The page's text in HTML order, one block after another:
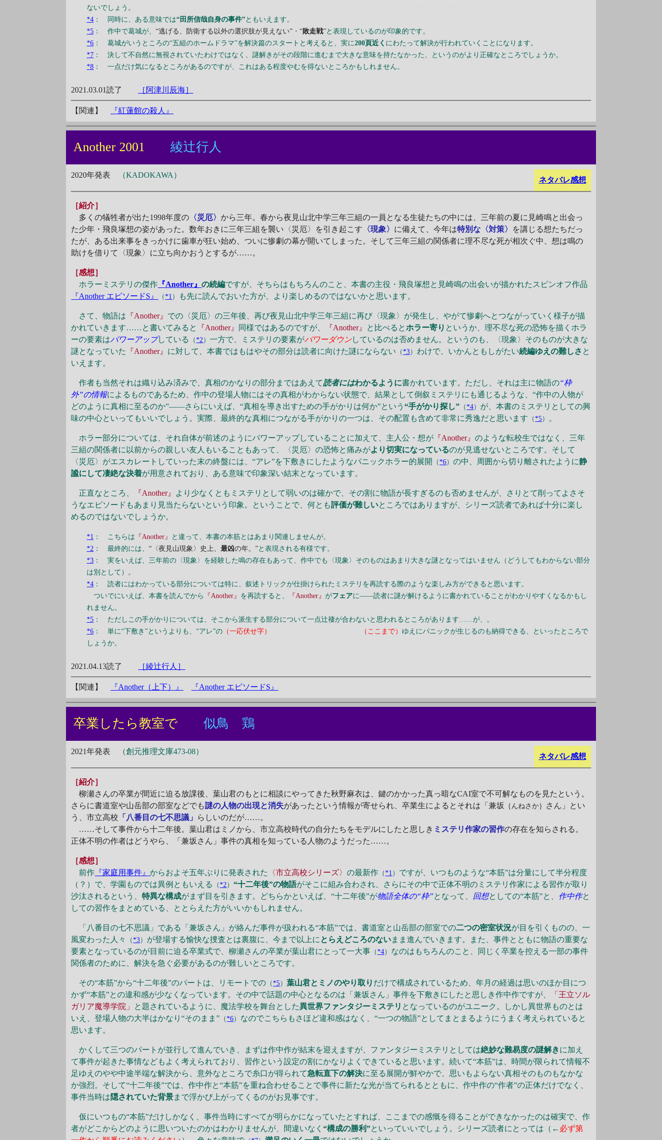
ないでしょう。
*4 ： 同時に、ある意味では“田所信哉自身の事件”ともいえます。
*5 ： 作中で葛城が、“逃げる、防衛する以外の選択肢が見えない” ・“敗走戦”と表現しているのが印象的です。
*6 ： 葛城がいうところの“五組のホームドラマ”を解決篇のスタートと考えると、実に200頁近く にわたって解決が行われていくことになります。
*7 ： 決して不自然に無視されていたわけではなく、謎解きがその段階に進むまで大きな意味を持たなかった、というのがより正確なところでしょうか。
*8 ： 一点だけ気になるところがあるのですが、これはある程度やむを得ないところかもしれません。
2021.03.01読了 ［阿津川辰海］
【関連】 『紅蓮館の殺人』
Another 2001綾辻行人
ネタバレ感想
2020年発表 （KADOKAWA）
［紹介］
多くの犠牲者が出た1998年度の 〈災厄〉から三年。春から夜見山北中学三年三組の一員となる生徒たちの中には、三年前の夏に見崎鳴と出会っ
た少年・飛良塚想の姿があった。数年おきに三年三組を襲い〈災厄〉を引き起こす 〈現象〉 に備えて、今年は特別な〈対策〉 を講じる想たちだっ
たが、ある出来事をきっかけに歯車が狂い始め、ついに惨劇の幕が開いてしまった。そして三年三組の関係者に理不尽な死が相次ぐ中、想は鳴の
助けを借りて〈現象〉に立ち向かおうとするが……。
［感想］
ホラーミステリの傑作 『Another』の続編ですが、そちらはもちろんのこと、本書の主役・飛良塚想と見崎鳴の出会いが描かれたスピンオフ作品
『Another エピソードS』
（*1 ） も先に読んでおいた方が、より楽しめるのではないかと思います。
さて、物語は 『Another』 での〈災厄〉の三年後、再び夜見山北中学三年三組に再び〈現象〉が発生し、やがて惨劇へとつながっていく様子が描
かれていきます……と書いてみると
『Another』 同様ではあるのですが、 『Another』 と比べるとホラー寄り というか、理不尽な死の恐怖を描くホラ
ーの要素はパワーアップしている （*2）一方で、ミステリの要素がパワーダウンしているのは否めません。というのも、〈現象〉そのものが大きな
謎となっていた
『Another』 に対して、本書ではもはやその部分は読者に向けた謎にならない （*3） わけで、いかんともしがたい続編ゆえの難しさ と
いえます。
作者も当然それは織り込み済みで、真相のかなりの部分まではあえて読者にはわかるように書かれています。ただし、それは主に物語の“枠
外”の情報によるものであるため、作中の登場人物にはその真相がわからない状態で、結果として倒叙ミステリにも通じるような、“作中の人物が
どのように真相に至るのか”――さらにいえば、“真相を導き出すための手がかりは何か”という“手がかり探し” （*4） が、本書のミステリとしての興
味の中心といってもいいでしょう。実際、最終的な真相につながる手がかりの一つは、その配置も含めて非常に秀逸だと思います （*5） 。
ホラー部分については、それ自体が前述のようにパワーアップしていることに加えて、主人公・想が 『Another』のような転校生ではなく、三年
三組の関係者に以前からの親しい友人もいることもあって、〈災厄〉の恐怖と痛みがより切実になっているのが見逃せないところです。そして
〈災厄〉がエスカレートしていった末の終盤には、“アレ”を下敷きにしたようなパニックホラー的展開
（*6）の中、周囲から切り離されたように静
謐にして凄絶な決着が用意されており、ある意味で印象深い結末となっています。
正直なところ、 『Another』 より少なくともミステリとして弱いのは確かで、その割に物語が長すぎるのも否めませんが、さりとて削ってよさそ
うなエピソードもあまり見当たらないという印象。ということで、何とも評価が難しいところではありますが、シリーズ読者であれば十分に楽し
めるのではないでしょうか。
*1 ： こちらは 『Another』
と違って、本書の本筋とはあまり関連しませんが。
*2 ： 最終的には、“〈夜見山現象〉史上、最凶の年。”と表現される有様です。
*3 ： 実をいえば、三年前の〈現象〉を経験した鳴の存在もあって、作中でも〈現象〉そのものはあまり大きな謎となってはいません（どうしてもわからない部分
は別として）。
*4 ： 読者にはわかっている部分については特に、叙述トリックが仕掛けられたミステリを再読する際のような楽しみ方ができると思います。
ついでにいえば、本書を読んでから
『Another』 を再読すると、 『Another』がフェアに――読者に謎が解けるように書かれていることがわかりやすくなるかもし
れません。
*5 ： ただしこの手がかりについては、そこから派生する部分について一点辻褄が合わないと思われるところがあります……が、。
*6 ： 単に“下敷き”というよりも、“アレ”の （一応伏せ字） （ここまで） ゆえにパニックが生じるのも納得できる、といったところで
しょうか。
2021.04.13読了 ［綾辻行人］
【関連】 『Another（上下）』 『Another エピソードS』
卒業したら教室で似鳥 鶏
ネタバレ感想
2021年発表 （創元推理文庫473-08）
［紹介］
柳瀬さんの卒業が間近に迫る放課後、葉山君のもとに相談にやってきた秋野麻衣は、鍵のかかった真っ暗なCAI室で不可解なものを見たという。
さらに書道室や山岳部の部室などでも謎の人物の出現と消失があったという情報が寄せられ、卒業生によるとそれは「兼坂 ｛んねさか｝
さん」とい
う、市立高校 「八番目の七不思議」 らしいのだが……。
……そして事件から十二年後。葉山君はミノから、市立高校時代の自分たちをモデルにしたと思しき ミステリ作家の習作の存在を知らされる。
正体不明の作者はどうやら、「兼坂さん」事件の真相を知っている人物のようだった……。
［感想］
前作 『家庭用事件』からおよそ五年ぶりに発表された 〈市立高校シリーズ〉の最新作 （*1 ） ですが、いつものような“本筋”は分量にして半分程度
（？）で、学園ものでは異例ともいえる
（*2）“十二年後”の物語がそこに組み合わされ、さらにその中で正体不明のミステリ作家による習作が取り
沙汰されるという、特異な構成がまず目を引きます。どちらかといえば、“十二年後”が物語全体の“枠”となって、 回想としての“本筋”と、 作中作と
しての習作をまとめている、ととらえた方がいいかもしれません。
「八番目の七不思議」である「兼坂さん」が絡んだ事件が扱われる“本筋”では、書道室と山岳部の部室での二つの密室状況が目を引くものの、一
風変わった人々
（*3） が登場する愉快な捜査とは裏腹に、今まで以上に とらえどころのないまま進んでいきます。また、事件とともに物語の重要な
要素となっているのが目前に迫る卒業式で、柳瀬さんの卒業が葉山君にとって一大事 （*4） なのはもちろんのこと、同じく卒業を控える一部の事件
関係者のために、解決を急ぐ必要があるのが難しいところです。
その“本筋”から“十二年後”のパートは、リモートでの （*5）葉山君とミノのやり取り だけで構成されているため、年月の経過は思いのほか目につ
かず“本筋”との違和感が少なくなっています。その中で話題の中心となるのは「兼坂さん」事件を下敷きにしたと思しき作中作ですが、
「王立ソル
ガリア魔導学院」 と題されているように、魔法学校を舞台とした異世界ファンタジーミステリ となっているのがユニーク。しかし異世界ものとは
いえ、登場人物の大半はかなり“そのまま” （*6） なのでこちらもさほど違和感はなく、“一つの物語”としてまとまるようにうまく考えられていると
思います。
かくして三つのパートが並行して進んでいき、まずは作中作が結末を迎えますが、ファンタジーミステリとしては絶妙な難易度の謎解きに加え
て事件が起きた事情などもよく考えられており、習作という設定の割にかなりよくできていると思います。続いて“本筋”は、時間が限られて情報不
足ゆえのやや中途半端な解決から、意外なところで糸口が得られて急転直下の解決に至る展開が鮮やかで、思いもよらない真相そのものもなかな
か強烈。そして“十二年後”では、作中作と“本筋”を重ね合わせることで事件に新たな光が当てられるとともに、作中作の“作者”の正体だけでなく、
事件当時は隠されていた背景まで浮かび上がってくるのがお見事です。
仮にいつもの“本筋”だけしかなく、事件当時にすべてが明らかになっていたとすれば、ここまでの感慨を得ることができなかったのは確実で、作
者がどこからどのように思いついたのかはわかりませんが、間違いなく“構成の勝利”といっていいでしょう。シリーズ読者にとっては（← 必ず第